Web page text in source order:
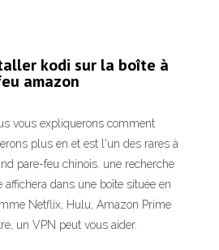
kodi sur la boîte à
amazon
vous expliquerons comment
plus en et est l'un des rares à
pare-feu chinois. une recherche
affichera dans une boîte située en
Netflix, Hulu, Amazon Prime
un VPN peut vous aider.